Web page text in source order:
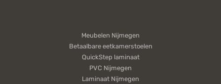
Meubelen Nijmegen
Betaalbare eetkamerstoelen
QuickStep laminaat
PVC Nijmegen
Laminaat Nijmegen